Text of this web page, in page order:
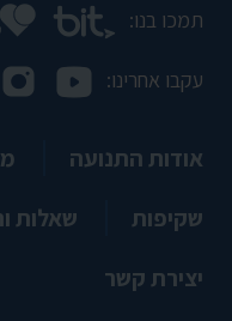
תמכו בנו:
עקבו אחרינו:
אודות התנועה
שקיפות
שאלות
יצירת קשר